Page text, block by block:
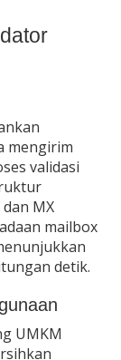
mengirim
validasi
MX
mailbox
detik.
UMKM